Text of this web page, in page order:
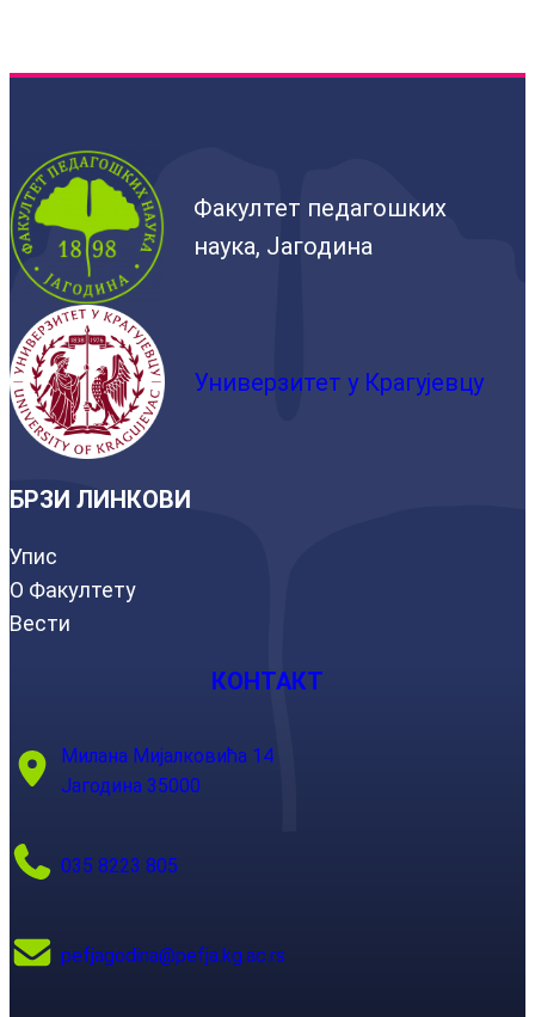
Факултет педагошких
наука, Јагодина
Универзитет у Крагујевцу
БРЗИ ЛИНКОВИ
Упис
О Факултету
Вести
КОНТАКТ
Милана Мијалковића 14
Јагодина 35000
035 8223 805
pefjagodina@pefja.kg.ac.rs